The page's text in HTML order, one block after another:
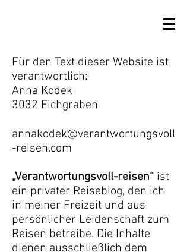
Für den Text dieser Website ist
verantwortlich:
Anna Kodek
3032 Eichgraben
annakodek@verantwortungsvoll
-reisen.com
„Verantwortungsvoll-reisen“ ist
ein privater Reiseblog, den ich
in meiner Freizeit und aus
persönlicher Leidenschaft zum
Reisen betreibe. Die Inhalte
dienen ausschließlich dem